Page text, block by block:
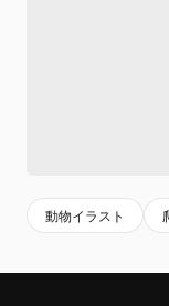
動物イラスト